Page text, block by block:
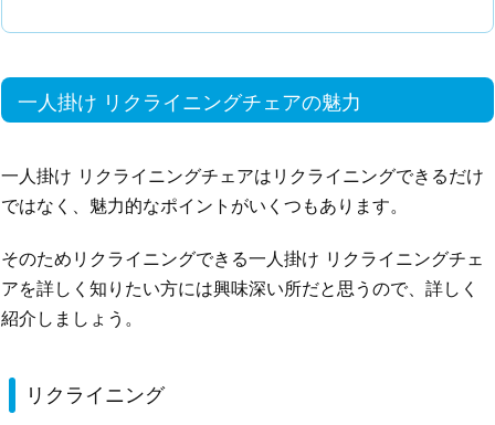
一人掛け リクライニングチェアの魅力
一人掛け リクライニングチェアはリクライニングできるだけ
ではなく、魅力的なポイントがいくつもあります。
そのためリクライニングできる一人掛け リクライニングチェ
アを詳しく知りたい方には興味深い所だと思うので、詳しく
紹介しましょう。
リクライニング